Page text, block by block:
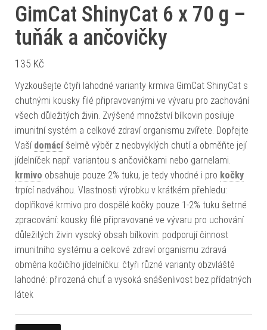
GimCat ShinyCat 6 x 70 g –
tuňák a ančovičky
135 Kč
Vyzkoušejte čtyři lahodné varianty krmiva GimCat ShinyCat s
chutnými kousky filé připravovanými ve vývaru pro zachování
všech důležitých živin. Zvýšené množství bílkovin posiluje
imunitní systém a celkové zdraví organismu zvířete. Dopřejte
Vaší domácíšelmě výběr z neobvyklých chutí a obměňte její
jídelníček např. variantou s ančovičkami nebo garnelami.
krmivo obsahuje pouze 2% tuku, je tedy vhodné i pro kočky
trpící nadváhou. Vlastnosti výrobku v krátkém přehledu:
doplňkové krmivo pro dospělé kočky pouze 1-2% tuku šetrné
zpracování: kousky filé připravované ve vývaru pro uchování
důležitých živin vysoký obsah bílkovin: podporují činnost
imunitního systému a celkové zdraví organismu zdravá
obměna kočičího jídelníčku: čtyři různé varianty obzvláště
lahodné: přirozená chuť a vysoká snášenlivost bez přídatných
látek